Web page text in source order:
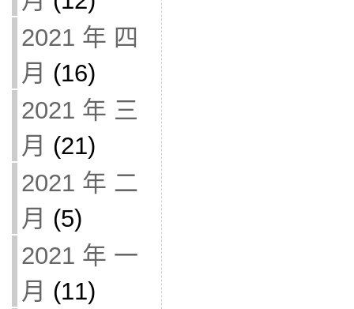
2021 年 四
月 (16)
2021 年 三
月 (21)
2021 年 二
月 (5)
2021 年 一
月 (11)